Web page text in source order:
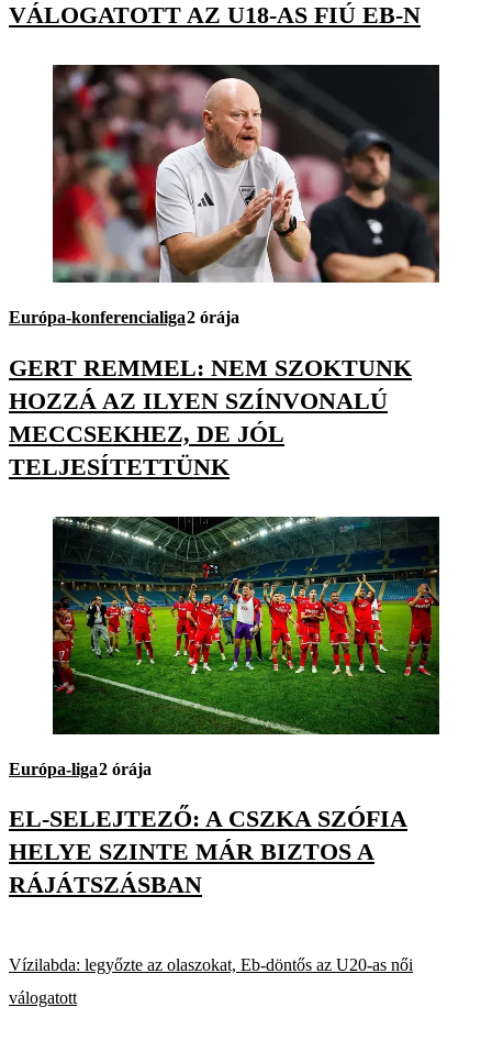
VÁLOGATOTT AZ U18-AS FIÚ EB-N
Európa-konferencialiga2 órája
GERT REMMEL: NEM SZOKTUNK
HOZZÁ AZ ILYEN SZÍNVONALÚ
MECCSEKHEZ, DE JÓL
TELJESÍTETTÜNK
Európa-liga2 órája
EL-SELEJTEZŐ: A CSZKA SZÓFIA
HELYE SZINTE MÁR BIZTOS A
RÁJÁTSZÁSBAN
Vízilabda: legyőzte az olaszokat, Eb-döntős az U20-as női
válogatott